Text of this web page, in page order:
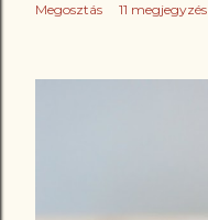
Megosztás 11 megjegyzés